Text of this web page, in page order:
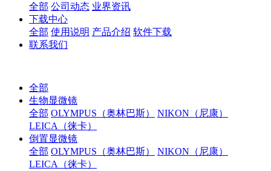
全部 公司动态 业界资讯
下载中心
全部 使用说明 产品介绍 软件下载
联系我们
全部
生物显微镜
全部 OLYMPUS（奥林巴斯）
NIKON（尼康）
LEICA（徕卡）
倒置显微镜
全部 OLYMPUS（奥林巴斯）
NIKON（尼康）
LEICA（徕卡）